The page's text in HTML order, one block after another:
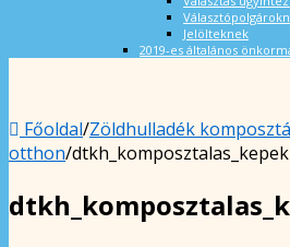
Jelölteknek
2019-es általános
Főoldal/Zöldhulladék
otthon/